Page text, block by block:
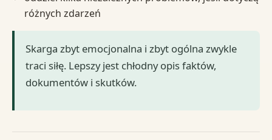
różnych zdarzeń
Skarga zbyt emocjonalna i zbyt ogólna zwykle
traci siłę. Lepszy jest chłodny opis faktów,
dokumentów i skutków.